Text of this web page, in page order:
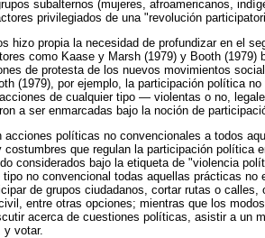
subalternos (mujeres, afroamericanos,
privilegiados de una "revolución
hizo propia la necesidad de profundizar en el
como Kaase y Marsh (1979) y Booth (1979)
de protesta de los nuevos movimientos
(1979), por ejemplo, la participación política
de cualquier tipo — violentas o no,
a ser enmarcadas bajo la noción de
políticas no convencionales a todos
que regulan la participación política
considerados bajo la etiqueta de "violencia
no convencional todas aquellas prácticas no
de grupos ciudadanos, cortar rutas o calles,
entre otras opciones; mientras que los
acerca de cuestiones políticas, asistir a un
y votar.